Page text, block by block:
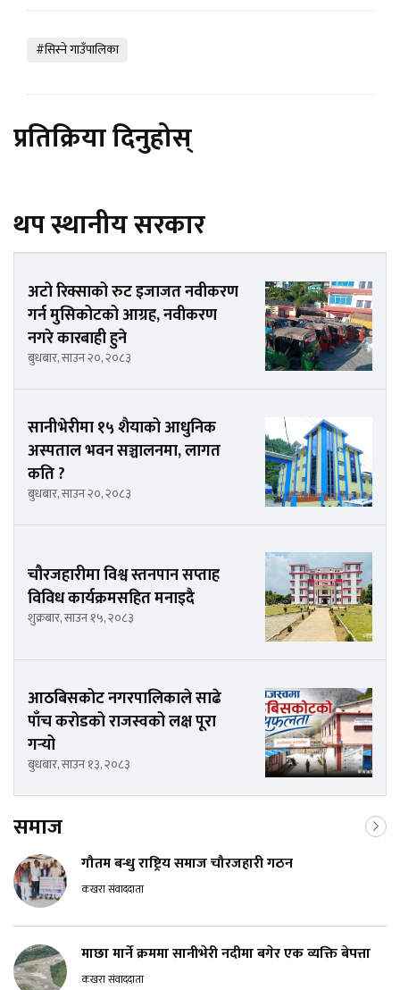
#सिस्ने गाउँपालिका
प्रतिक्रिया दिनुहोस्
थप स्थानीय सरकार
अटो रिक्साको रुट इजाजत नवीकरण
गर्न मुसिकोटको आग्रह, नवीकरण
नगरे कारबाही हुने
बुधबार, साउन २०, २०८३
सानीभेरीमा १५ शैयाको आधुनिक
अस्पताल भवन सञ्चालनमा, लागत
कति ?
बुधबार, साउन २०, २०८३
चौरजहारीमा विश्व स्तनपान सप्ताह
विविध कार्यक्रमसहित मनाइदै
शुक्रबार, साउन १५, २०८३
आठबिसकोट नगरपालिकाले साढे
पाँच करोडको राजस्वको लक्ष पूरा
गर्‍यो
बुधबार, साउन १३, २०८३
समाज
गौतम बन्धु राष्ट्रिय समाज चौरजहारी गठन
कखरा संवाददाता
माछा मार्ने क्रममा सानीभेरी नदीमा बगेर एक व्यक्ति बेपत्ता
कखरा संवाददाता